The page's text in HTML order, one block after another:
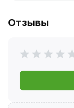
Отзывы